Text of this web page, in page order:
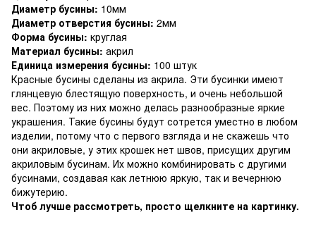
Диаметр бусины: 10мм
Диаметр отверстия бусины: 2мм
Форма бусины: круглая
Материал бусины: акрил
Единица измерения бусины: 100 штук
Красные бусины сделаны из акрила. Эти бусинки имеют
глянцевую блестящую поверхность, и очень небольшой
вес. Поэтому из них можно делась разнообразные яркие
украшения. Такие бусины будут сотрется уместно в любом
изделии, потому что с первого взгляда и не скажешь что
они акриловые, у этих крошек нет швов, присущих другим
акриловым бусинам. Их можно комбинировать с другими
бусинами, создавая как летнюю яркую, так и вечернюю
бижутерию.
Чтоб лучше рассмотреть, просто щелкните на картинку.